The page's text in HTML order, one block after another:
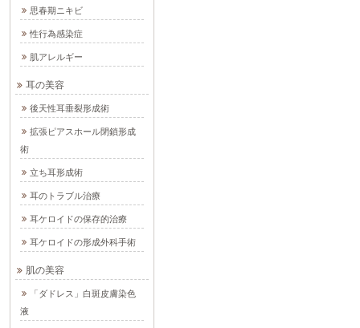
思春期ニキビ
性行為感染症
肌アレルギー
耳の美容
後天性耳垂裂形成術
拡張ピアスホール閉鎖形成
術
立ち耳形成術
耳のトラブル治療
耳ケロイドの保存的治療
耳ケロイドの形成外科手術
肌の美容
「ダドレス」白斑皮膚染色
液